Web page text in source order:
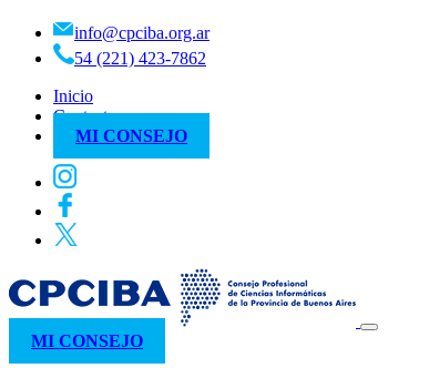
info@cpciba.org.ar
54 (221) 423-7862
Inicio
Contacto
MI CONSEJO
MI CONSEJO